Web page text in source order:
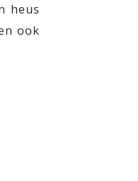
heus
ook